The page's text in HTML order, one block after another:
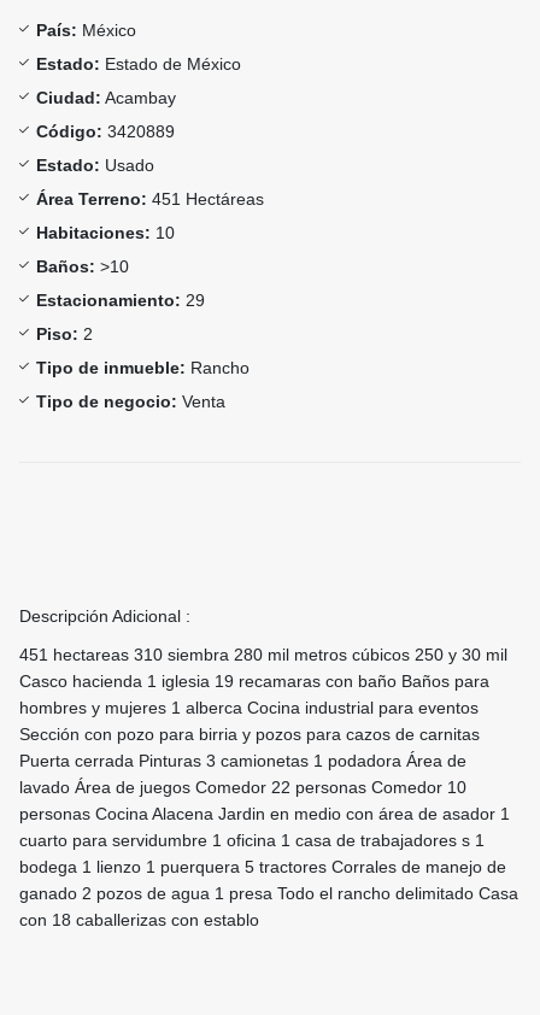
País: México
Estado: Estado de México
Ciudad: Acambay
Código: 3420889
Estado: Usado
Área Terreno: 451 Hectáreas
Habitaciones: 10
Baños: >10
Estacionamiento: 29
Piso: 2
Tipo de inmueble: Rancho
Tipo de negocio: Venta
Descripción Adicional :
451 hectareas 310 siembra 280 mil metros cúbicos 250 y 30 mil
Casco hacienda 1 iglesia 19 recamaras con baño Baños para
hombres y mujeres 1 alberca Cocina industrial para eventos
Sección con pozo para birria y pozos para cazos de carnitas
Puerta cerrada Pinturas 3 camionetas 1 podadora Área de
lavado Área de juegos Comedor 22 personas Comedor 10
personas Cocina Alacena Jardin en medio con área de asador 1
cuarto para servidumbre 1 oficina 1 casa de trabajadores s 1
bodega 1 lienzo 1 puerquera 5 tractores Corrales de manejo de
ganado 2 pozos de agua 1 presa Todo el rancho delimitado Casa
con 18 caballerizas con establo